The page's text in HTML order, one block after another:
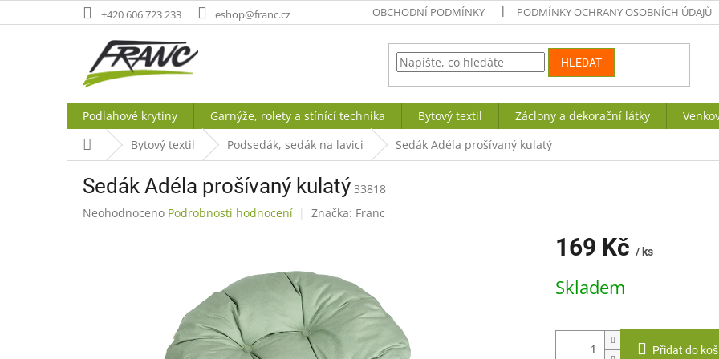
na
+420 606 723 233 eshop@franc.cz OBCHODNÍ PODMÍNKY PODMÍNKY OCHRANY OSOBNÍCH ÚDAJŮ
HLEDAT
Podlahové krytiny Garnýže, rolety a stínící technika Bytový textil Záclony a dekorační látky
Domů Bytový textil Podsedák, sedák na lavici Sedák Adéla prošívaný kulatý
Sedák Adéla prošívaný kulatý 33818
Průměrné
Neohodnoceno Podrobnosti hodnocení Značka: Franc
169 Kč / ks
cena:
Skladem
Přidat do